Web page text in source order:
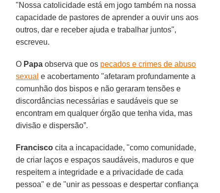
"Nossa catolicidade está em jogo também na nossa
capacidade de pastores de aprender a ouvir uns aos
outros, dar e receber ajuda e trabalhar juntos",
escreveu.
O Papa observa que os pecados e crimes de abuso
sexual e acobertamento "afetaram profundamente a
comunhão dos bispos e não geraram tensões e
discordâncias necessárias e saudáveis que se
encontram em qualquer órgão que tenha vida, mas
divisão e dispersão”.
Francisco cita a incapacidade, "como comunidade,
de criar laços e espaços saudáveis, maduros e que
respeitem a integridade e a privacidade de cada
pessoa" e de "unir as pessoas e despertar confiança